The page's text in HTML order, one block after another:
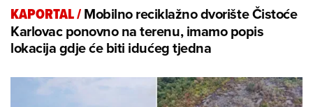
KAPORTAL/Mobilno reciklažno dvorište Čistoće
Karlovac ponovno na terenu, imamo popis
lokacija gdje će biti idućeg tjedna